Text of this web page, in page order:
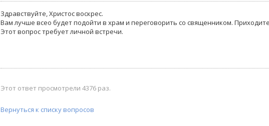
Здравствуйте, Христос воскрес.
Вам лучше всео будет подойти в храм и переговорить со священником.
Этот вопрос требует личной встречи.
Этот ответ просмотрели 4376 раз.
Вернуться к списку вопросов